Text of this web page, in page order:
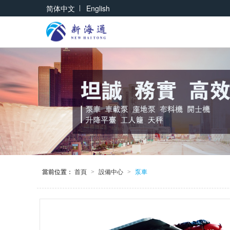
简体中文 | English
當前位置： 首頁 > 設備中心 > 泵車